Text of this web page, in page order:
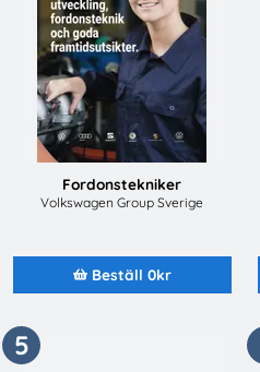
Fordonstekniker
Volkswagen Group Sverige
Beställ 0kr
5